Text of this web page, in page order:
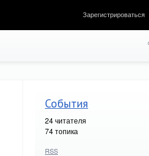
Зарегистрироваться
События
24читателя
74 топика
RSS